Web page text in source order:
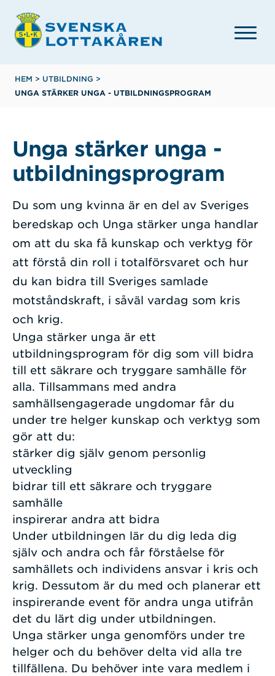
huvudinnehåll
Länkstig
HEM > UTBILDNING >
UNGA STÄRKER UNGA - UTBILDNINGSPROGRAM
Unga stärker unga -
utbildningsprogram
Du som ung kvinna är en del av Sveriges
beredskap och Unga stärker unga handlar
om att du ska få kunskap och verktyg för
att förstå din roll i totalförsvaret och hur
du kan bidra till Sveriges samlade
motståndskraft, i såväl vardag som kris
och krig.
Unga stärker unga är ett
utbildningsprogram för dig som vill bidra
till ett säkrare och tryggare samhälle för
alla. Tillsammans med andra
samhällsengagerade ungdomar får du
under tre helger kunskap och verktyg som
gör att du:
stärker dig själv genom personlig
utveckling
bidrar till ett säkrare och tryggare
samhälle
inspirerar andra att bidra
Under utbildningen lär du dig leda dig
själv och andra och får förståelse för
samhällets och individens ansvar i kris och
krig. Dessutom är du med och planerar ett
inspirerande event för andra unga utifrån
det du lärt dig under utbildningen.
Unga stärker unga genomförs under tre
helger och du behöver delta vid alla tre
tillfällena. Du behöver inte vara medlem i